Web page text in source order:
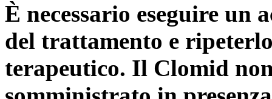
È necessario eseguire un
del trattamento e
terapeutico. Il Clomid